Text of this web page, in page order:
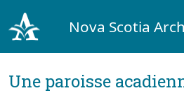
Nova Scotia
Une paroisse